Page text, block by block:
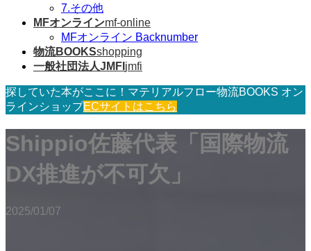
7.その他
MFオンラインmf-online
MFオンライン Backnumber
物流BOOKSshopping
一般社団法人JMFI jmfi
探していた本がここに！マテリアルフロー物流BOOKS オン
ラインショップECサイトはこちら
Shippio佐藤代表「国際物流
DX推進が不可欠」
2025/01/07